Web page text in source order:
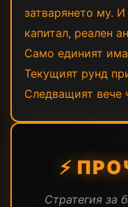
затварянето му.
капитал, реален
Само единият
Текущият рунд
Следващият вече
⚡
Стратегия за